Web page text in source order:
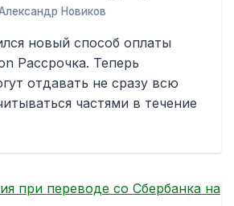
Новиков
новый способ оплаты
Рассрочка. Теперь
отдавать не сразу всю
частями в течение